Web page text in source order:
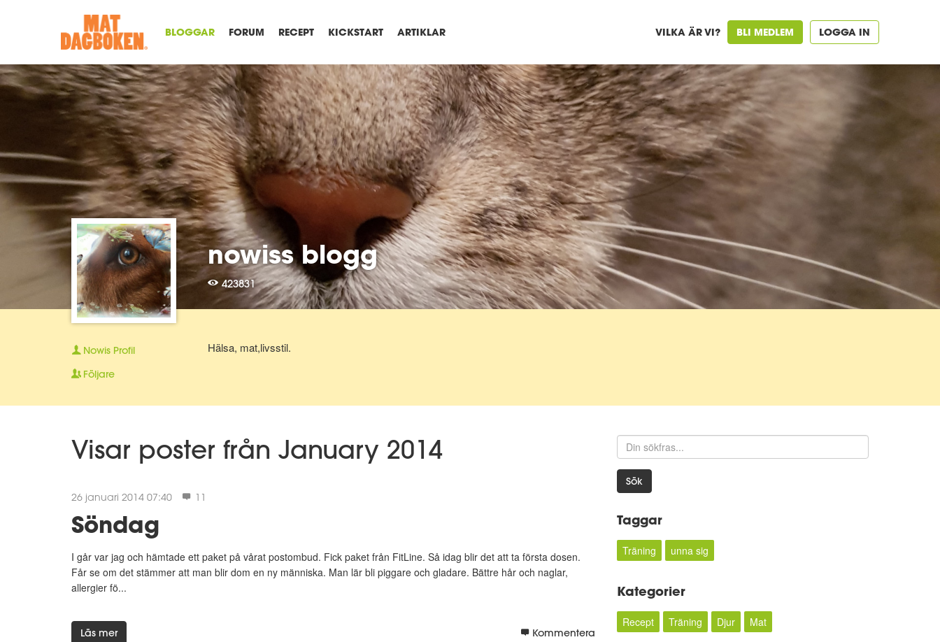
BLOGGAR FORUM RECEPT KICKSTART ARTIKLAR VILKA ÄR VI? BLI MEDLEM LOGGA IN
nowiss blogg
423831
Hälsa, mat,livsstil.
Nowis Profil
Följare
Visar poster från January 2014
26 januari 2014 07:40 11
Söndag
I går var jag och hämtade ett paket på vårat postombud. Fick paket från FitLine. Så idag blir det att ta första dosen.
Får se om det stämmer att man blir dom en ny människa. Man lär bli piggare och gladare. Bättre hår och naglar,
allergier fö...
Läs mer Kommentera
Sök
Taggar
Träning unna sig
Kategorier
Recept Träning Djur Mat